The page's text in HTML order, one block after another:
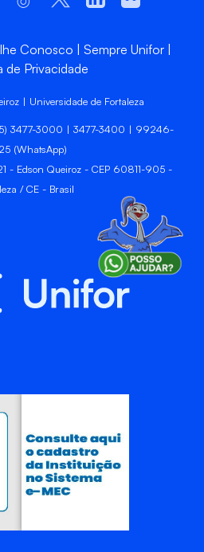
Conosco
Sempre Unifor
de Privacidade
| Universidade de Fortaleza
3477-3000 | 3477-3400 | 99246-
(WhatsApp)
- Edson Queiroz - CEP 60811-905 -
/ CE - Brasil